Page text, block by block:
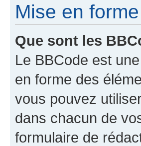
Mise en
Que sont les
Le BBCode est
en forme des
vous pouvez
dans chacun de
formulaire de